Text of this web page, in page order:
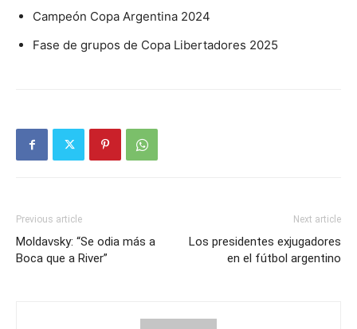
Campeón Copa Argentina 2024
Fase de grupos de Copa Libertadores 2025
Previous article
Moldavsky: “Se odia más a
Boca que a River”
Next article
Los presidentes exjugadores
en el fútbol argentino